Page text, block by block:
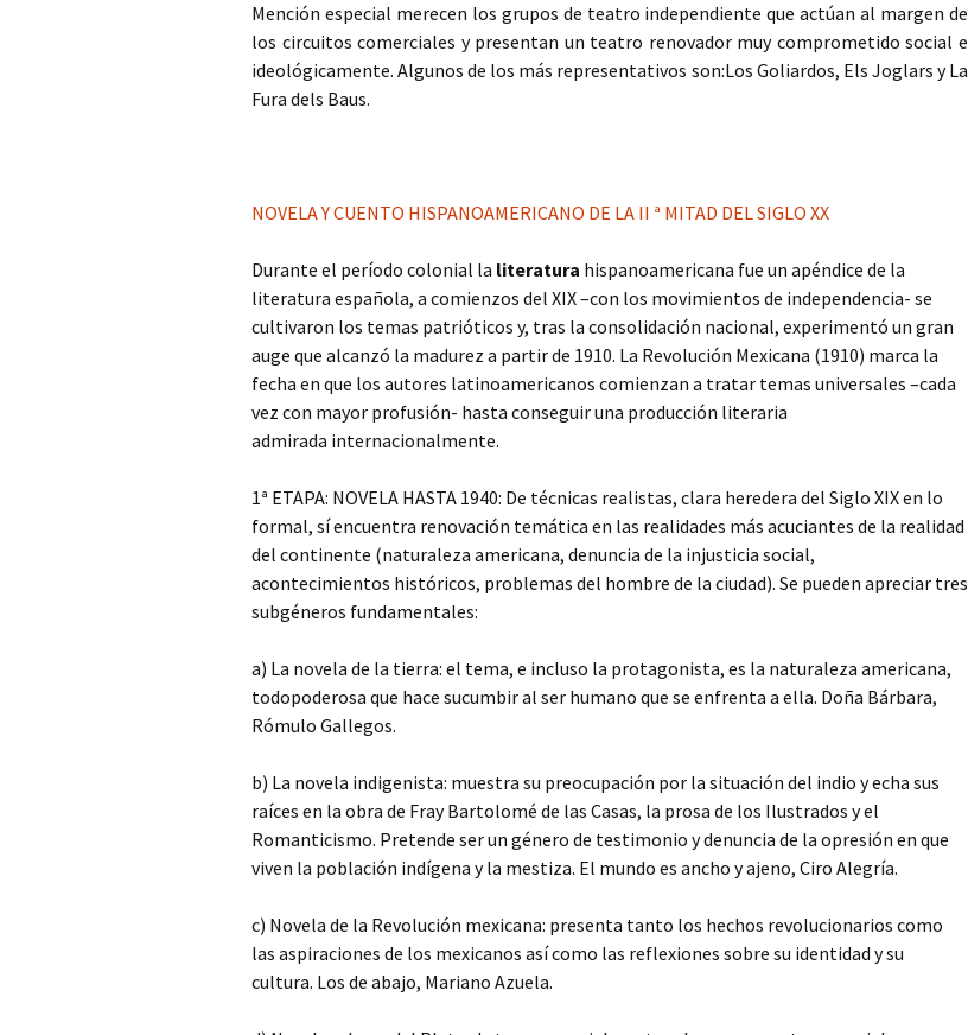
Mención especial merecen los grupos de teatro independiente que actúan al margen de
los circuitos comerciales y presentan un teatro renovador muy comprometido social e
ideológicamente. Algunos de los más representativos son:Los Goliardos, Els Joglars y La
Fura dels Baus.
NOVELA Y CUENTO HISPANOAMERICANO DE LA II ª MITAD DEL SIGLO XX
Durante el período colonial la literatura hispanoamericana fue un apéndice de la
literatura española, a comienzos del XIX –con los movimientos de independencia- se
cultivaron los temas patrióticos y, tras la consolidación nacional, experimentó un gran
auge que alcanzó la madurez a partir de 1910. La Revolución Mexicana (1910) marca la
fecha en que los autores latinoamericanos comienzan a tratar temas universales –cada
vez con mayor profusión- hasta conseguir una producción literaria
admirada internacionalmente.
1ª ETAPA: NOVELA HASTA 1940: De técnicas realistas, clara heredera del Siglo XIX en lo
formal, sí encuentra renovación temática en las realidades más acuciantes de la realidad
del continente (naturaleza americana, denuncia de la injusticia social,
acontecimientos históricos, problemas del hombre de la ciudad). Se pueden apreciar tres
subgéneros fundamentales:
a) La novela de la tierra: el tema, e incluso la protagonista, es la naturaleza americana,
todopoderosa que hace sucumbir al ser humano que se enfrenta a ella. Doña Bárbara,
Rómulo Gallegos.
b) La novela indigenista: muestra su preocupación por la situación del indio y echa sus
raíces en la obra de Fray Bartolomé de las Casas, la prosa de los Ilustrados y el
Romanticismo. Pretende ser un género de testimonio y denuncia de la opresión en que
viven la población indígena y la mestiza. El mundo es ancho y ajeno, Ciro Alegría.
c) Novela de la Revolución mexicana: presenta tanto los hechos revolucionarios como
las aspiraciones de los mexicanos así como las reflexiones sobre su identidad y su
cultura. Los de abajo, Mariano Azuela.